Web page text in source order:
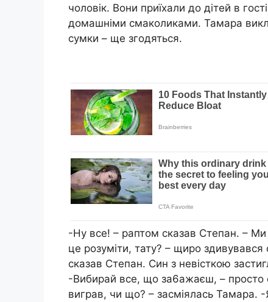
чоловік. Вони приїхали до дітей в
домашніми смаколиками. Тамара
сумки – ще згодяться.
-Ну все! – раптом сказав Степан. –
це розуміти, тату? – щиро
сказав Степан. Син з невісткою
-Вибирай все, що за6ажаєш, – просто
виграв, чи що? – засміялась Тамара.